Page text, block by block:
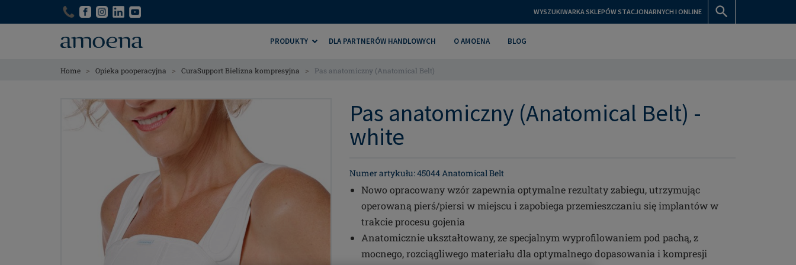
WYSZUKIWARKA SKLEPÓW STACJONARNYCH I ONLINE
PRODUKTY DLA PARTNERÓW HANDLOWYCH O AMOENA BLOG
Home > Opieka pooperacyjna > CuraSupport Bielizna kompresyjna > Pas anatomiczny (Anatomical Belt)
Pas anatomiczny (Anatomical Belt) -
white
Numer artykułu: 45044 Anatomical Belt
Nowo opracowany wzór zapewnia optymalne rezultaty zabiegu, utrzymując
operowaną pierś/piersi w miejscu i zapobiega przemieszczaniu się implantów w
trakcie procesu gojenia
Anatomicznie ukształtowany, ze specjalnym wyprofilowaniem pod pachą, z
mocnego, rozciągliwego materiału dla optymalnego dopasowania i kompresji